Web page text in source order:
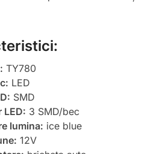
TY780
LED
SMD
LED: 3 SMD/bec
lumina: ice blue
12V